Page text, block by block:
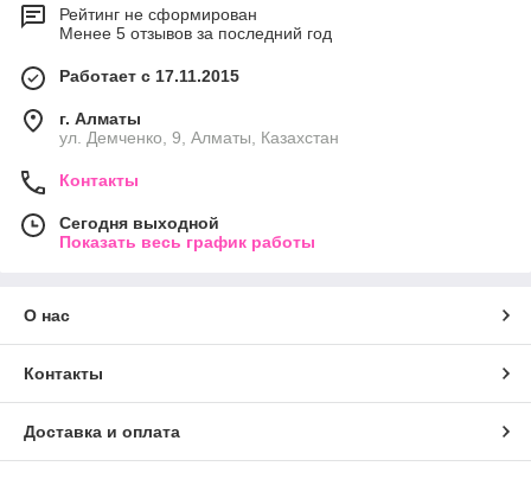
Рейтинг не сформирован
Менее 5 отзывов за последний год
Работает с 17.11.2015
г. Алматы
ул. Демченко, 9, Алматы, Казахстан
Контакты
Сегодня выходной
Показать весь график работы
О нас
Контакты
Доставка и оплата